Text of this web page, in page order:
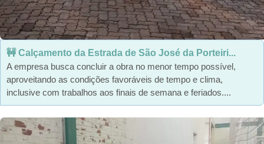
🚧 Calçamento da Estrada de São José da Porteiri...
A empresa busca concluir a obra no menor tempo possível,
aproveitando as condições favoráveis de tempo e clima,
inclusive com trabalhos aos finais de semana e feriados....